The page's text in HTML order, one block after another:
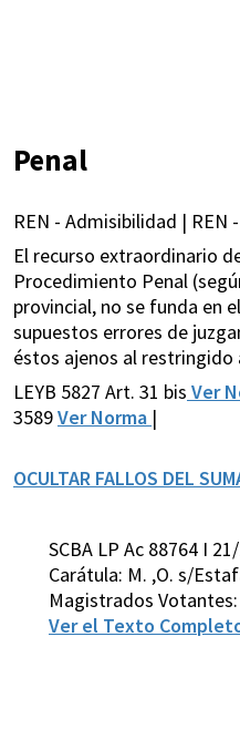
Penal
REN - Admisibilidad |
El recurso extraordinario
Procedimiento Penal
provincial, no se funda en
supuestos errores de
éstos ajenos al
LEYB 5827 Art. 31 bis Ver
3589Ver Norma |
OCULTAR FALLOS DEL
SCBA LP Ac 88764 I
Carátula: M. ,O. s/
Magistrados
Ver el Texto